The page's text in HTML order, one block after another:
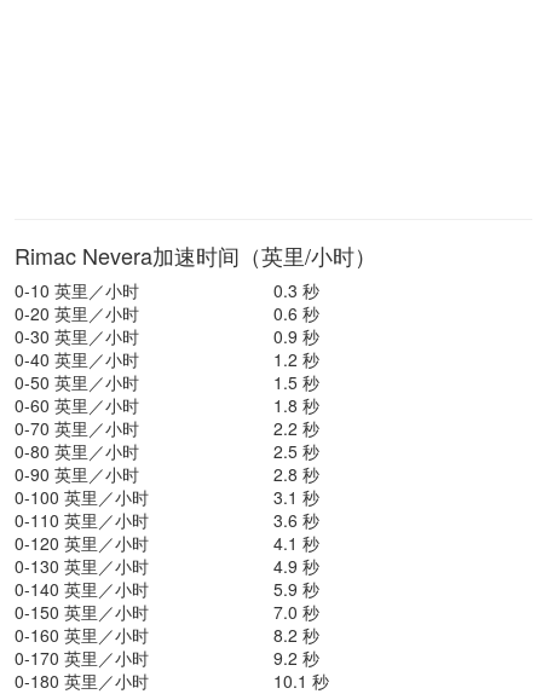
Rimac Nevera加速时间（英里/小时）
0-10 英里／小时
0.3 秒
0-20 英里／小时
0.6 秒
0-30 英里／小时
0.9 秒
0-40 英里／小时
1.2 秒
0-50 英里／小时
1.5 秒
0-60 英里／小时
1.8 秒
0-70 英里／小时
2.2 秒
0-80 英里／小时
2.5 秒
0-90 英里／小时
2.8 秒
0-100 英里／小时
3.1 秒
0-110 英里／小时
3.6 秒
0-120 英里／小时
4.1 秒
0-130 英里／小时
4.9 秒
0-140 英里／小时
5.9 秒
0-150 英里／小时
7.0 秒
0-160 英里／小时
8.2 秒
0-170 英里／小时
9.2 秒
0-180 英里／小时
10.1 秒